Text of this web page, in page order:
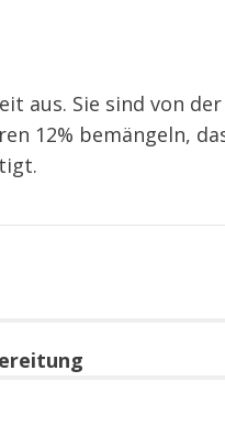
aus. Sie sind von
12% bemängeln,